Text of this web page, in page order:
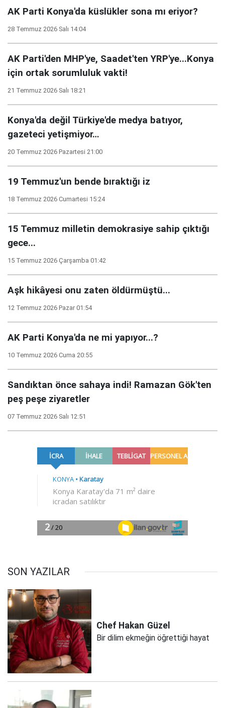
AK Parti Konya'da küslükler sona mı eriyor?
28 Temmuz 2026 Salı 14:04
AK Parti'den MHP'ye, Saadet'ten YRP'ye...Konya
için ortak sorumluluk vakti!
21 Temmuz 2026 Salı 18:21
Konya'da değil Türkiye'de medya batıyor,
gazeteci yetişmiyor…
20 Temmuz 2026 Pazartesi 21:00
19 Temmuz'un bende bıraktığı iz
18 Temmuz 2026 Cumartesi 15:24
15 Temmuz milletin demokrasiye sahip çıktığı
gece...
15 Temmuz 2026 Çarşamba 01:42
Aşk hikâyesi onu zaten öldürmüştü...
12 Temmuz 2026 Pazar 01:54
AK Parti Konya'da ne mi yapıyor...?
10 Temmuz 2026 Cuma 20:55
Sandıktan önce sahaya indi! Ramazan Gök'ten
peş peşe ziyaretler
07 Temmuz 2026 Salı 12:51
SON YAZILAR
Chef Hakan Güzel
Bir dilim ekmeğin öğrettiği hayat